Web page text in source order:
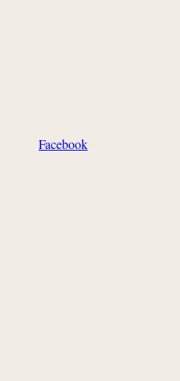
Facebook